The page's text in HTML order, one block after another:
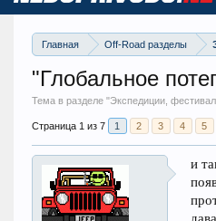
Главная Off-Road разделы
"Глобальное
Тема в разделе "Экспедиции,
Страница 1 из 7 1 2 3 4 5
и